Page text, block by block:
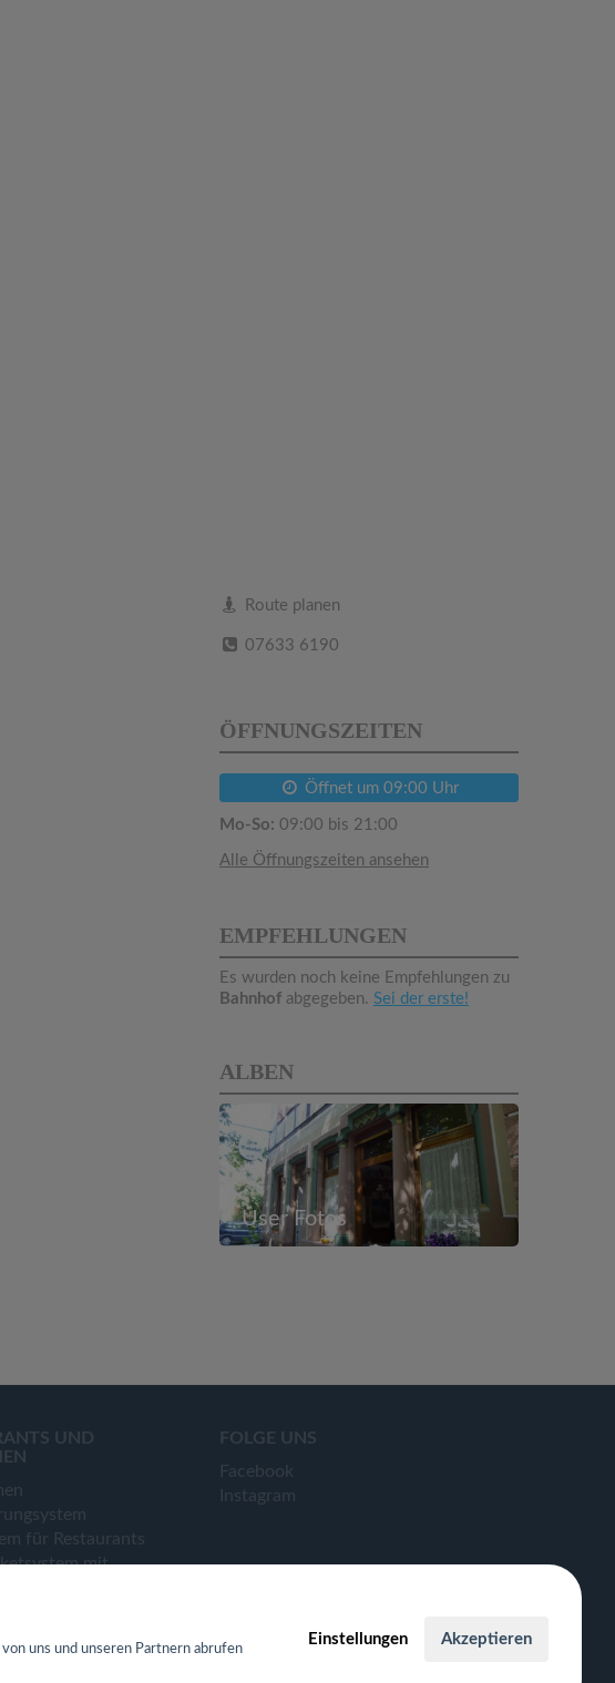
Route planen
07633 6190
ÖFFNUNGSZEITEN
Öffnet um 09:00 Uhr
Mo-So: 09:00 bis 21:00
Alle Öffnungszeiten ansehen
EMPFEHLUNGEN
Es wurden noch keine Empfehlungen zu
Bahnhof abgegeben. Sei der erste!
ALBEN
User Fotos
UND
für Restaurants
mit
FOLGE UNS
Facebook
Instagram
uns und unseren Partnern abrufen
Einstellungen Akzeptieren